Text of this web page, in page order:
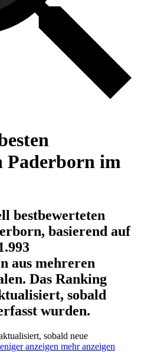
Paderborn im
bestbewerteten
basierend auf
aus mehreren
Das Ranking
sobald
wurden.
sobald neue
anzeigen mehr anzeigen